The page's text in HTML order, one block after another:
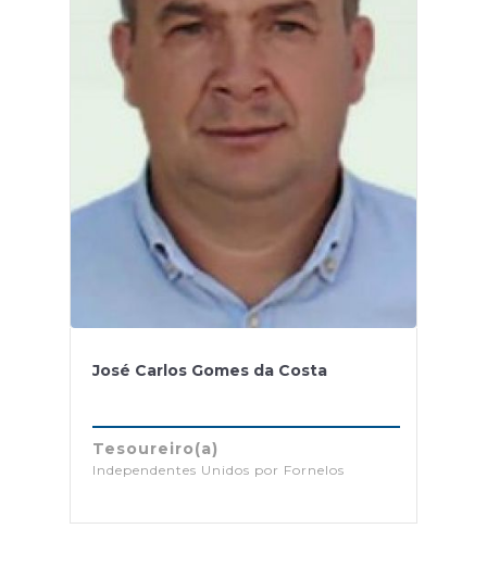
José Carlos Gomes da Costa
Tesoureiro(a)
Independentes Unidos por Fornelos